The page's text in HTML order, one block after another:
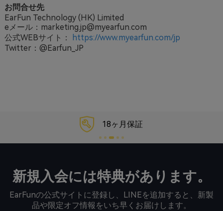
お問合せ先
EarFun Technology (HK) Limited
eメール：marketing.jp@myearfun.com
公式WEBサイト：
https://www.myearfun.com/jp
Twitter：@Earfun_JP
18ヶ月保証
新規入会には特典があります。
EarFunの公式サイトに登録し、LINEを追加すると、新製
品や限定オフ情報をいち早くお届けします。